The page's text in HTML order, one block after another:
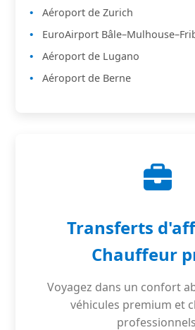
Aéroport de Zurich
EuroAirport
Aéroport de Lugano
Aéroport de Berne
Transferts
Chauffeur
Voyagez dans un confort
véhicules premium et